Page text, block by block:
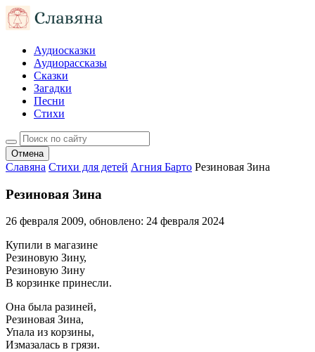
Аудиосказки
Аудиорассказы
Сказки
Загадки
Песни
Стихи
Отмена
Славяна Стихи для детей Агния Барто Резиновая Зина
Резиновая Зина
26 февраля 2009, обновлено: 24 февраля 2024
Купили в магазине
Резиновую Зину,
Резиновую Зину
В корзинке принесли.
Она была разиней,
Резиновая Зина,
Упала из корзины,
Измазалась в грязи.